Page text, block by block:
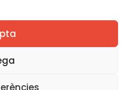
de compartir. Per això
Commons, llevat que en
Us animem a copiar,
i crear els continguts
que reconegueu